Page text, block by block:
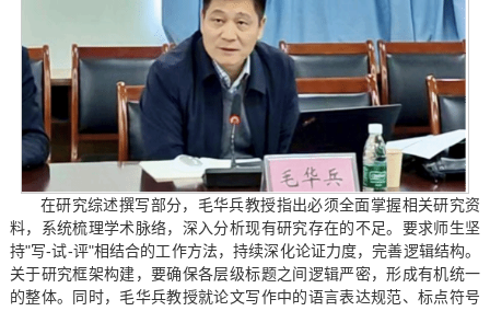
在研究综述撰写部分，毛华兵教授指出必须全面掌握相关研究资
料，系统梳理学术脉络，深入分析现有研究存在的不足。要求师生坚
持"写-试-评"相结合的工作方法，持续深化论证力度，完善逻辑结构。
关于研究框架构建，要确保各层级标题之间逻辑严密，形成有机统一
的整体。同时，毛华兵教授就论文写作中的语言表达规范、标点符号